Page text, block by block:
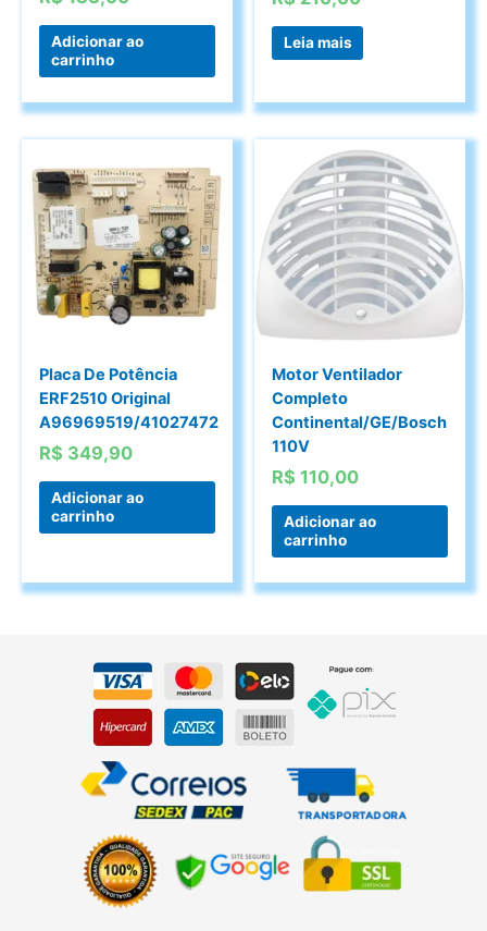
era:
atual
Adicionar ao
carrinho
Leia mais
Placa De Potência
ERF2510 Original
A96969519/41027472
R$ 349,90
Adicionar ao
carrinho
Motor Ventilador
Completo
Continental/GE/Bosch
110V
R$ 110,00
Adicionar ao
carrinho